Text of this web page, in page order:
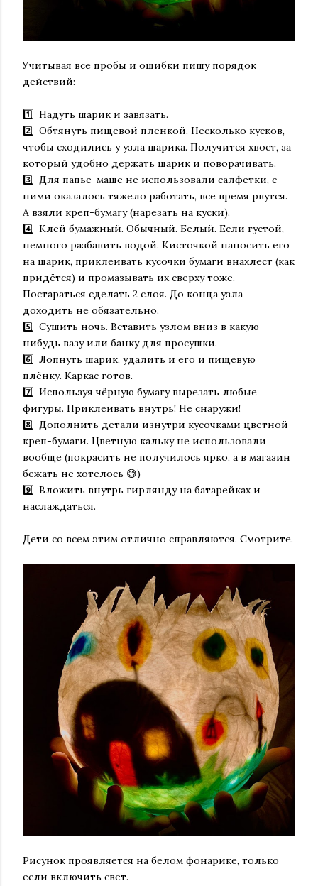
Учитывая все пробы и ошибки пишу порядок
действий:
1️⃣ Надуть шарик и завязать.
2️⃣ Обтянуть пищевой пленкой. Несколько кусков,
чтобы сходились у узла шарика. Получится хвост, за
который удобно держать шарик и поворачивать.
3️⃣ Для папье-маше не использовали салфетки, с
ними оказалось тяжело работать, все время рвутся.
А взяли креп-бумагу (нарезать на куски).
4️⃣ Клей бумажный. Обычный. Белый. Если густой,
немного разбавить водой. Кисточкой наносить его
на шарик, приклеивать кусочки бумаги внахлест (как
придётся) и промазывать их сверху тоже.
Постараться сделать 2 слоя. До конца узла
доходить не обязательно.
5️⃣ Сушить ночь. Вставить узлом вниз в какую-
нибудь вазу или банку для просушки.
6️⃣ Лопнуть шарик, удалить и его и пищевую
плёнку. Каркас готов.
7️⃣ Используя чёрную бумагу вырезать любые
фигуры. Приклеивать внутрь! Не снаружи!
8️⃣ Дополнить детали изнутри кусочками цветной
креп-бумаги. Цветную кальку не использовали
вообще (покрасить не получилось ярко, а в магазин
бежать не хотелось 😅)
9️⃣ Вложить внутрь гирлянду на батарейках и
наслаждаться.
Дети со всем этим отлично справляются. Смотрите.
Рисунок проявляется на белом фонарике, только
если включить свет.